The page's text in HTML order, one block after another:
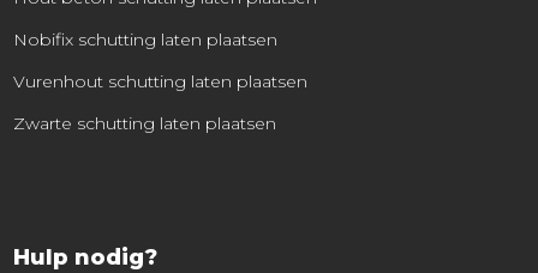
Nobifix schutting laten plaatsen
Vurenhout schutting laten plaatsen
Zwarte schutting laten plaatsen
Hulp nodig?